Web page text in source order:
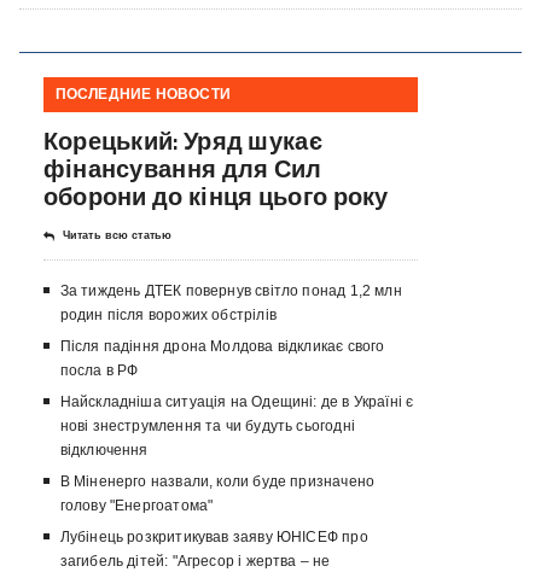
ПОСЛЕДНИЕ НОВОСТИ
Корецький: Уряд шукає
фінансування для Сил
оборони до кінця цього року
Читать всю статью
За тиждень ДТЕК повернув світло понад 1,2 млн
родин після ворожих обстрілів
Після падіння дрона Молдова відкликає свого
посла в РФ
Найскладніша ситуація на Одещині: де в Україні є
нові знеструмлення та чи будуть сьогодні
відключення
В Міненерго назвали, коли буде призначено
голову "Енергоатома"
Лубінець розкритикував заяву ЮНІСЕФ про
загибель дітей: "Агресор і жертва – не